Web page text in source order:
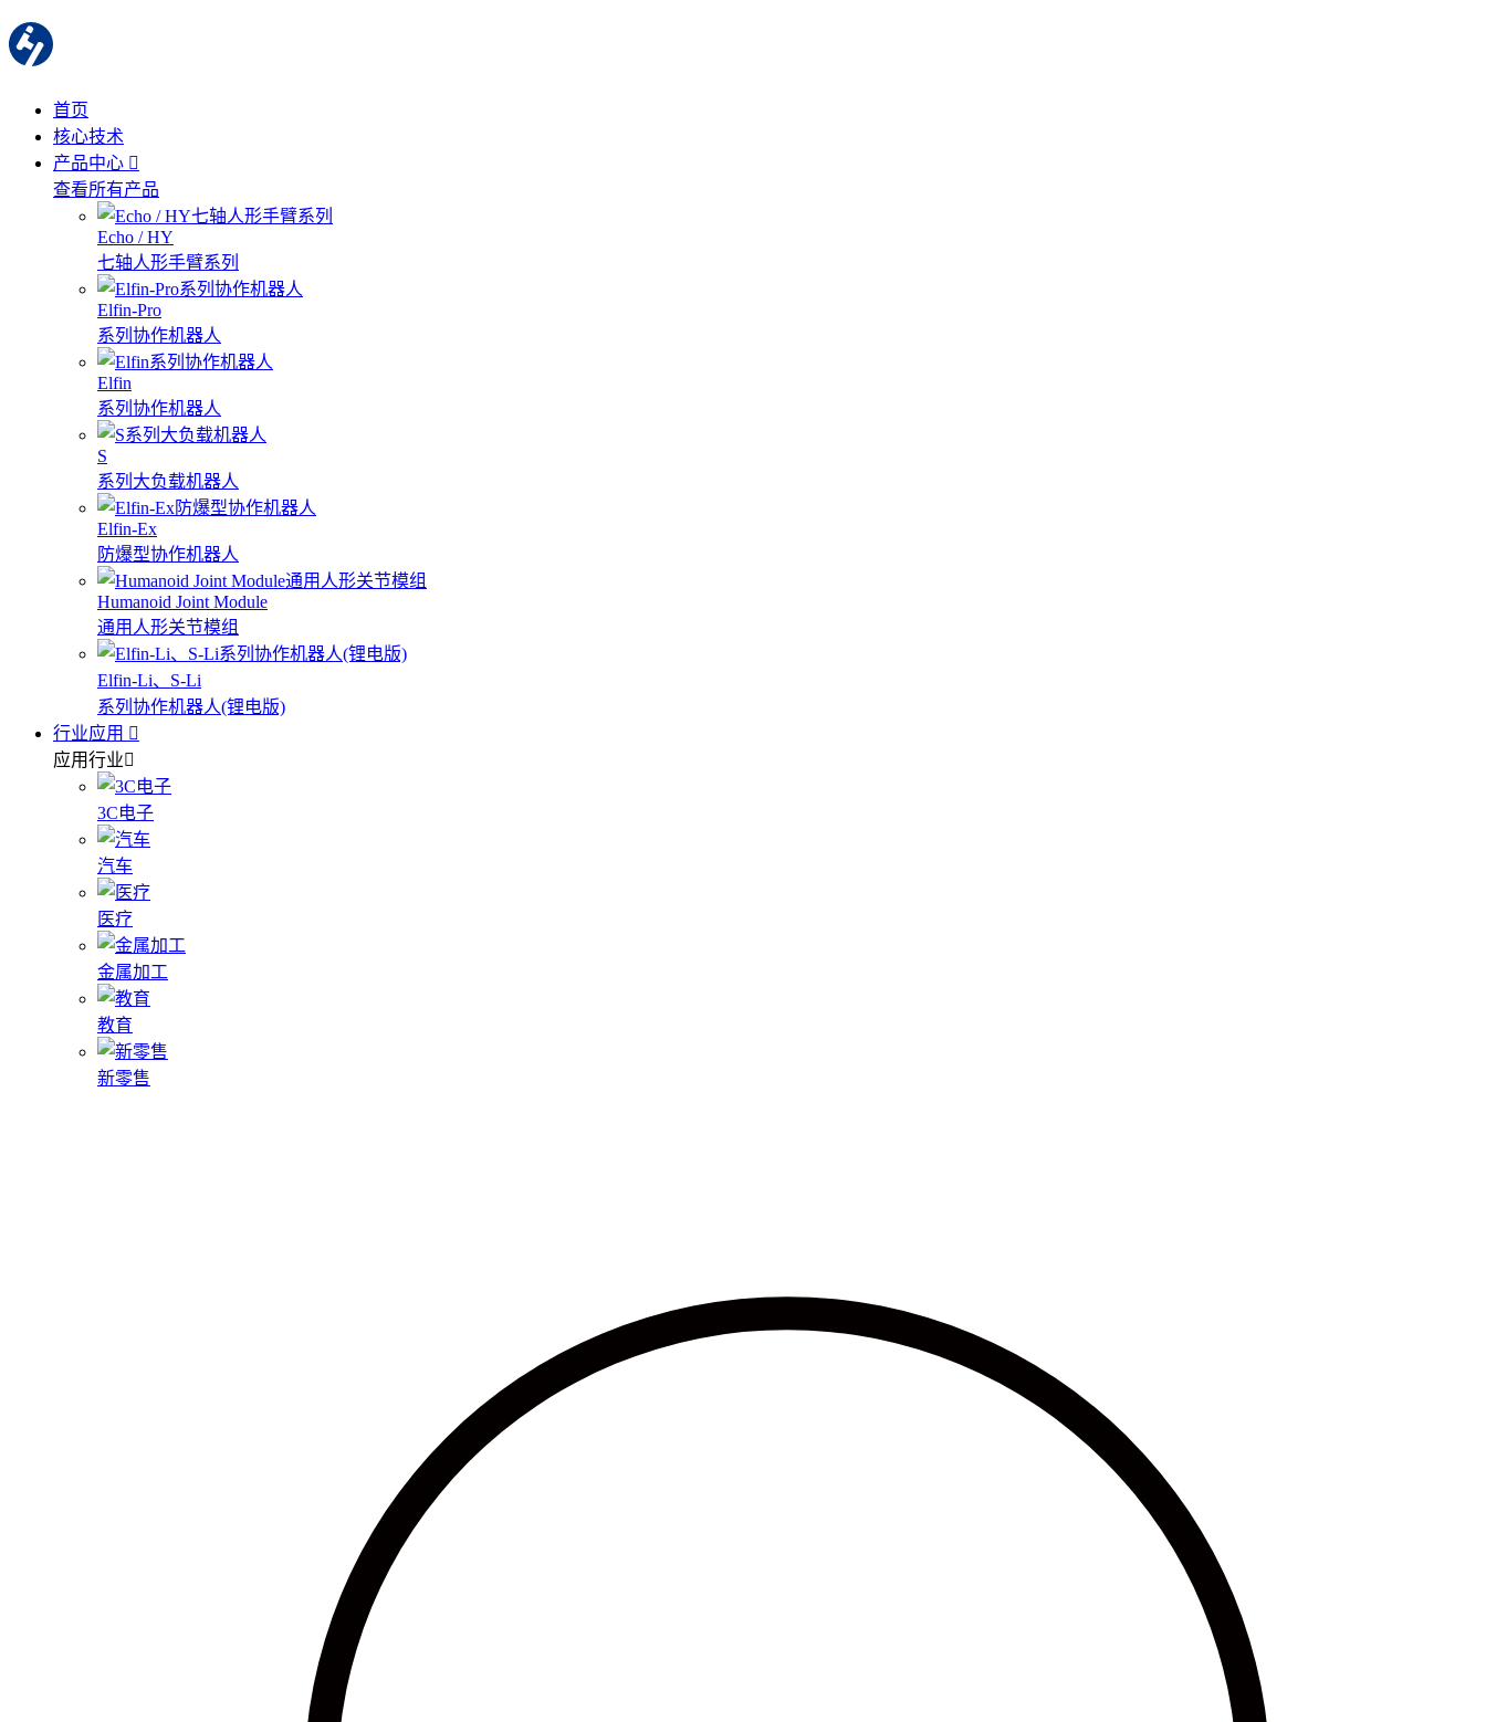
首页
核心技术
产品中心
查看所有产品
Echo / HY
七轴人形手臂系列
Elfin-Pro
系列协作机器人
Elfin
系列协作机器人
S
系列大负载机器人
Elfin-Ex
防爆型协作机器人
Humanoid Joint Module
通用人形关节模组
Elfin-Li、S-Li
系列协作机器人(锂电版)
行业应用
应用行业
3C电子
汽车
医疗
金属加工
教育
新零售